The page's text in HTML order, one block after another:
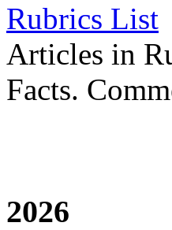
Rubrics List
Articles in
Facts.
2026